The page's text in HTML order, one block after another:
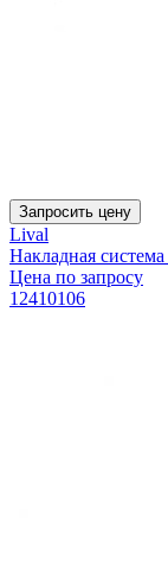
Запросить цену
Lival
Накладная
Цена по запросу
12410106